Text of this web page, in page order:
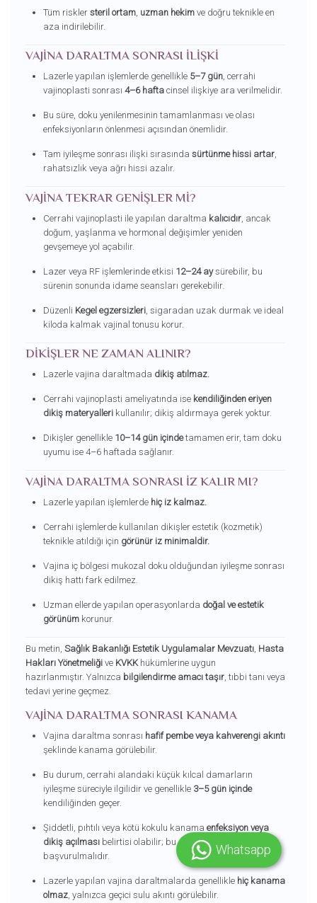
Tüm riskler steril ortam, uzman hekimve doğru teknikle en
aza indirilebilir.
VAJINA DARALTMA SONRASI İLIŞKI
Lazerle yapılan işlemlerde genellikle 5–7 gün, cerrahi
vajinoplasti sonrası 4–6 haftacinsel ilişkiye ara verilmelidir.
Bu süre, doku yenilenmesinin tamamlanması ve olası
enfeksiyonların önlenmesi açısından önemlidir.
Tam iyileşme sonrası ilişki sırasında sürtünme hissi artar,
rahatsızlık veya ağrı hissi azalır.
VAJINA TEKRAR GENIŞLER MI?
Cerrahi vajinoplasti ile yapılan daraltma kalıcıdır, ancak
doğum, yaşlanma ve hormonal değişimler yeniden
gevşemeye yol açabilir.
Lazer veya RF işlemlerinde etkisi 12–24 aysürebilir, bu
sürenin sonunda idame seansları gerekebilir.
Düzenli Kegel egzersizleri, sigaradan uzak durmak ve ideal
kiloda kalmak vajinal tonusu korur.
DIKIŞLER NE ZAMAN ALINIR?
Lazerle vajina daraltmada dikiş atılmaz.
Cerrahi vajinoplasti ameliyatında ise kendiliğinden eriyen
dikiş materyallerikullanılır; dikiş aldırmaya gerek yoktur.
Dikişler genellikle 10–14 gün içindetamamen erir, tam doku
uyumu ise 4–6 haftada sağlanır.
VAJINA DARALTMA SONRASI İZ KALIR MI?
Lazerle yapılan işlemlerde hiç iz kalmaz.
Cerrahi işlemlerde kullanılan dikişler estetik (kozmetik)
teknikle atıldığı için görünür iz minimaldir.
Vajina iç bölgesi mukozal doku olduğundan iyileşme sonrası
dikiş hattı fark edilmez.
Uzman ellerde yapılan operasyonlarda doğal ve estetik
görünümkorunur.
Bu metin, Sağlık Bakanlığı Estetik Uygulamalar Mevzuatı, Hasta
Hakları Yönetmeliğive KVKKhükümlerine uygun
hazırlanmıştır. Yalnızca bilgilendirme amacı taşır, tıbbi tanı veya
tedavi yerine geçmez.
VAJINA DARALTMA SONRASI KANAMA
Vajina daraltma sonrası hafif pembe veya kahverengi akıntı
şeklinde kanama görülebilir.
Bu durum, cerrahi alandaki küçük kılcal damarların
iyileşme süreciyle ilgilidir ve genellikle 3–5 gün içinde
kendiliğinden geçer.
Şiddetli, pıhtılı veya kötü kokulu kanama enfeksiyon veya
dikiş açılmasıbelirtisi olabilir; bu durumda doktora
başvurulmalıdır.
Lazerle yapılan vajina daraltmalarda genellikle hiç kanama
olmaz, yalnızca geçici sulu akıntı görülebilir.
Whatsapp